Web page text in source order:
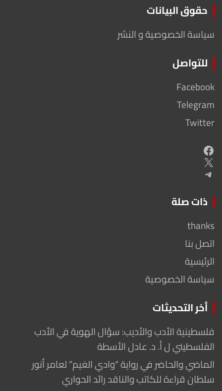
حقوق البيانات
سياسة الخصوصية و النشر
للتواصل
Facebook
Telegram
Twitter
Facebook
X
Telegram
ذات صلة
thanks
اتصل بنا
الرئيسية
سياسة الخصوصية
أخر التحديثات
فلسطينية الأدب والأديب: سؤال الهوية في الأدب
الفلسطيني ل أ. د. عادل الأسطة
الماضي والحاضر في رواية “وادي الغيم” لعامر أنور
سلطان قراءة للكاتب والناقد رائد الحواري